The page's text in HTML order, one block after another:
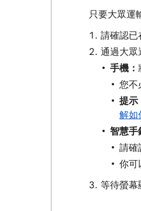
只要大眾運
請確認已
通過大眾
手機：
您不
提示
解如
智慧手
請確
你可
等待螢幕